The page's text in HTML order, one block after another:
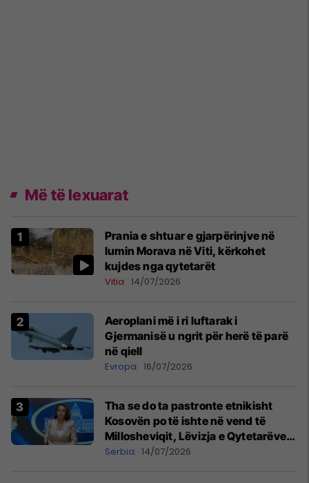
Më të lexuarat
Prania e shtuar e gjarpërinjve në
lumin Morava në Viti, kërkohet
kujdes nga qytetarët
Vitia 14/07/2026
Aeroplani më i ri luftarak i
Gjermanisë u ngrit për herë të parë
në qiell
Evropa 16/07/2026
Tha se do ta pastronte etnikisht
Kosovën po të ishte në vend të
Millosheviqit, Lëvizja e Qytetarëve
të Lirë në Serbi kërkon shkarkimin e
Serbia 14/07/2026